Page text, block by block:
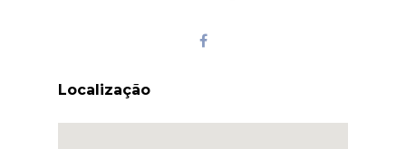
Localização